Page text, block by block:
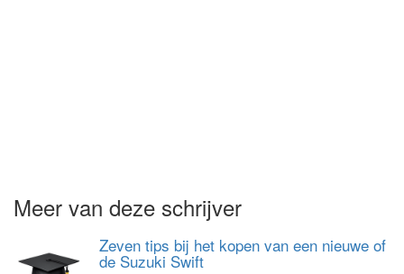
Meer van deze schrijver
Zeven tips bij het kopen van een nieuwe of
de Suzuki Swift